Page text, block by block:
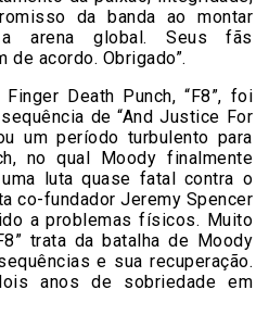
da banda ao montar
arena global. Seus fãs
acordo. Obrigado”.
Death Punch, “F8”, foi
de “And Justice For
um período turbulento para
no qual Moody finalmente
luta quase fatal contra o
co-fundador Jeremy Spencer
a problemas físicos. Muito
trata da batalha de Moody
e sua recuperação.
anos de sobriedade em